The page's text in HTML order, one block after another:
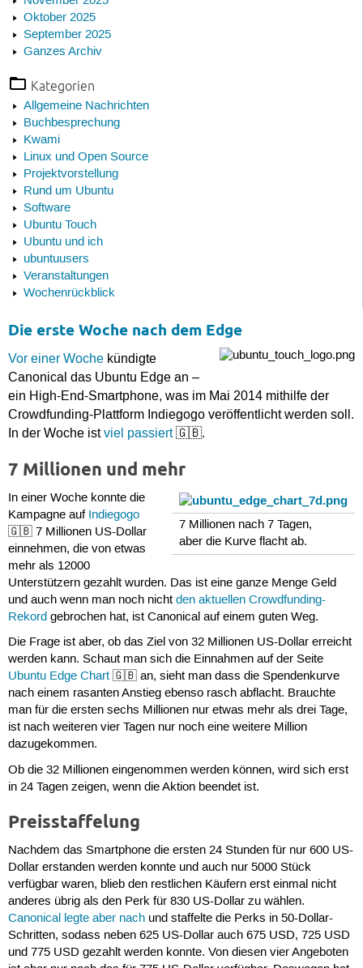
Oktober 2025
September 2025
Ganzes Archiv
Kategorien
Allgemeine Nachrichten
Buchbesprechung
Kwami
Linux und Open Source
Projektvorstellung
Rund um Ubuntu
Software
Ubuntu Touch
Ubuntu und ich
ubuntuusers
Veranstaltungen
Wochenrückblick
Die erste Woche nach dem Edge
Vor einer Wochekündigte
Canonical das Ubuntu Edge an –
ein High-End-Smartphone, was im Mai 2014 mithilfe der
Crowdfunding-Plattform Indiegogo veröffentlicht werden soll.
In der Woche istviel passiert🇬🇧.
7 Millionen und mehr
7 Millionen nach 7 Tagen,
aber die Kurve flacht ab.
In einer Woche konnte die
Kampagne auf Indiegogo
🇬🇧 7 Millionen US-Dollar
einnehmen, die von etwas
mehr als 12000
Unterstützern gezahlt wurden. Das ist eine ganze Menge Geld
und auch wenn man noch nicht den aktuellen Crowdfunding-
Rekordgebrochen hat, ist Canonical auf einem guten Weg.
Die Frage ist aber, ob das Ziel von 32 Millionen US-Dollar erreicht
werden kann. Schaut man sich die Einnahmen auf der Seite
Ubuntu Edge Chart🇬🇧 an, sieht man dass die Spendenkurve
nach einem rasanten Anstieg ebenso rasch abflacht. Brauchte
man für die ersten sechs Millionen nur etwas mehr als drei Tage,
ist nach weiteren vier Tagen nur noch eine weitere Million
dazugekommen.
Ob die 32 Millionen eingenommen werden können, wird sich erst
in 24 Tagen zeigen, wenn die Aktion beendet ist.
Preisstaffelung
Nachdem das Smartphone die ersten 24 Stunden für nur 600 US-
Dollar erstanden werden konnte und auch nur 5000 Stück
verfügbar waren, blieb den restlichen Käufern erst einmal nicht
anderes übrig als den Perk für 830 US-Dollar zu wählen.
Canonical legte aber nachund staffelte die Perks in 50-Dollar-
Schritten, sodass neben 625 US-Dollar auch 675 USD, 725 USD
und 775 USD gezahlt werden konnte. Von diesen vier Angeboten